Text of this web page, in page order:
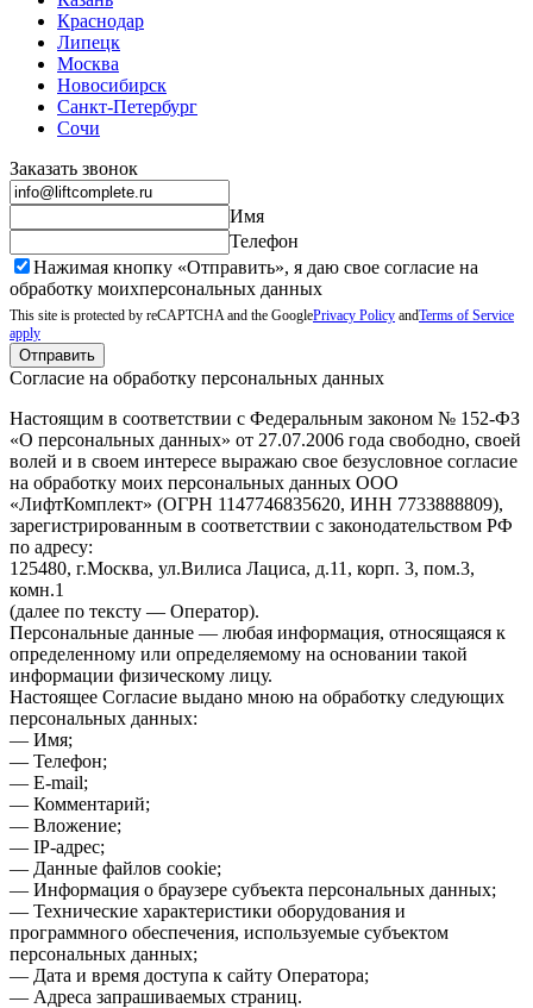
Краснодар
Липецк
Москва
Новосибирск
Санкт-Петербург
Сочи
Заказать звонок
Имя
Телефон
Нажимая кнопку «Отправить», я даю свое согласие на
обработку моихперсональных данных
This site is protected by reCAPTCHA and the GooglePrivacy Policy andTerms of Service
apply
Отправить
Согласие на обработку персональных данных
Настоящим в соответствии с Федеральным законом № 152-ФЗ
«О персональных данных» от 27.07.2006 года свободно, своей
волей и в своем интересе выражаю свое безусловное согласие
на обработку моих персональных данных ООО
«ЛифтКомплект» (ОГРН 1147746835620, ИНН 7733888809),
зарегистрированным в соответствии с законодательством РФ
по адресу:
125480, г.Москва, ул.Вилиса Лациса, д.11, корп. 3, пом.3,
комн.1
(далее по тексту — Оператор).
Персональные данные — любая информация, относящаяся к
определенному или определяемому на основании такой
информации физическому лицу.
Настоящее Согласие выдано мною на обработку следующих
персональных данных:
— Имя;
— Телефон;
— E-mail;
— Комментарий;
— Вложение;
— IP-адрес;
— Данные файлов cookie;
— Информация о браузере субъекта персональных данных;
— Технические характеристики оборудования и
программного обеспечения, используемые субъектом
персональных данных;
— Дата и время доступа к сайту Оператора;
— Адреса запрашиваемых страниц.